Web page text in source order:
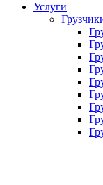
Услуги